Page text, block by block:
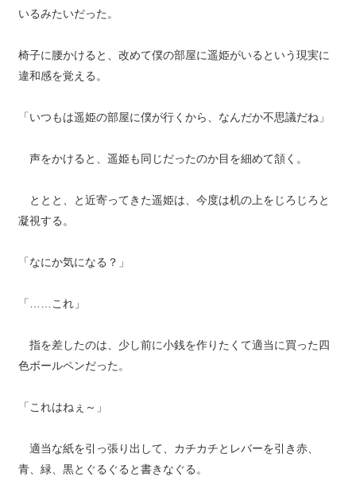
いるみたいだった。
椅子に腰かけると、改めて僕の部屋に遥姫がいるという現実に
違和感を覚える。
「いつもは遥姫の部屋に僕が行くから、なんだか不思議だね」
声をかけると、遥姫も同じだったのか目を細めて頷く。
ととと、と近寄ってきた遥姫は、今度は机の上をじろじろと
凝視する。
「なにか気になる？」
「……これ」
指を差したのは、少し前に小銭を作りたくて適当に買った四
色ボールペンだった。
「これはねぇ～」
適当な紙を引っ張り出して、カチカチとレバーを引き赤、
青、緑、黒とぐるぐると書きなぐる。